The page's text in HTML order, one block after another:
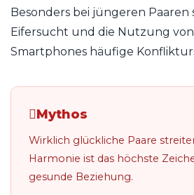
Besonders bei jüngeren Paaren
Eifersucht und die Nutzung
Smartphones häufige
Mythos
Wirklich glückliche Paare
Harmonie ist das höchste
gesunde Beziehung.